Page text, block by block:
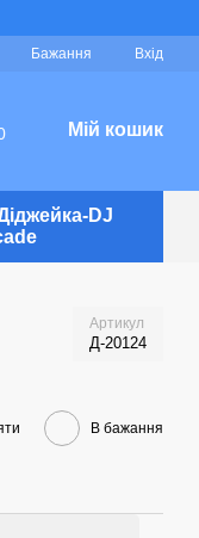
Бажання Вхід
Мій кошик
DJ
Артикул
Д-20124
В бажання